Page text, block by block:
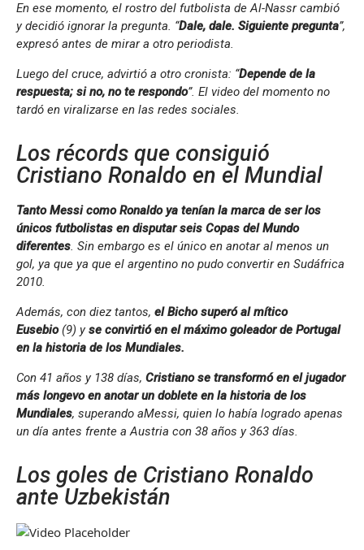
En ese momento, el rostro del futbolista de Al-Nassr cambió
y decidió ignorar la pregunta. “Dale, dale. Siguiente pregunta”,
expresó antes de mirar a otro periodista.
Luego del cruce, advirtió a otro cronista: “Depende de la
respuesta; si no, no te respondo”. El video del momento no
tardó en viralizarse en las redes sociales.
Los récords que consiguió
Cristiano Ronaldo en el Mundial
Tanto Messi como Ronaldo ya tenían la marca de ser los
únicos futbolistas en disputar seis Copas del Mundo
diferentes. Sin embargo es el único en anotar al menos un
gol, ya que ya que el argentino no pudo convertir en Sudáfrica
2010.
Además, con diez tantos, el Bicho superó al mítico
Eusebio(9) yse convirtió en el máximo goleador de Portugal
en la historia de los Mundiales.
Con 41 años y 138 días, Cristiano se transformó en el jugador
más longevo en anotar un doblete en la historia de los
Mundiales, superando aMessi, quien lo había logrado apenas
un día antes frente a Austria con 38 años y 363 días.
Los goles de Cristiano Ronaldo
ante Uzbekistán